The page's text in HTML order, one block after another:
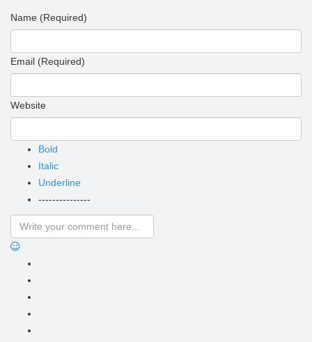
Name (Required)
Email (Required)
Website
Bold
Italic
Underline
---------------